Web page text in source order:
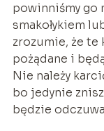
powinniśmy go
smakołykiem
zrozumie, że te
pożądane i
Nie należy
bo jedynie
będzie